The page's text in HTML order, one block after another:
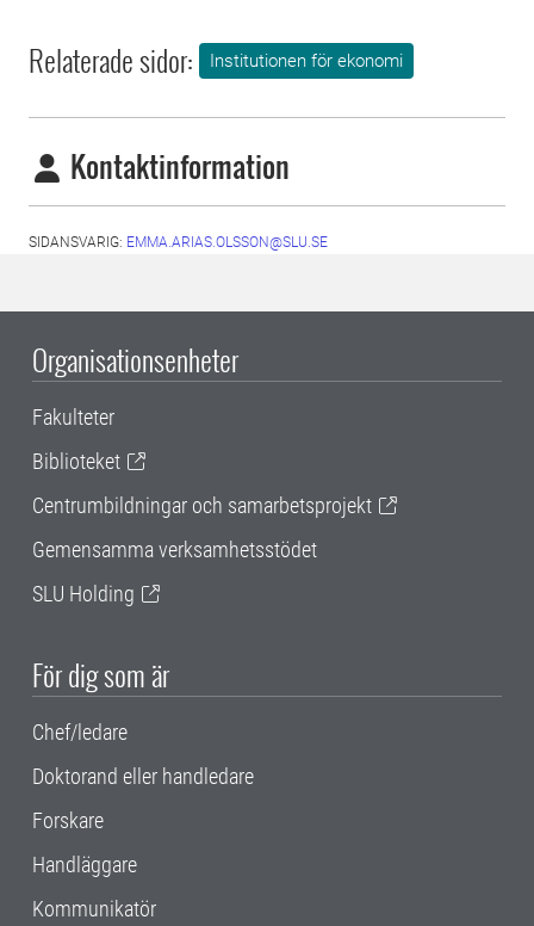
Relaterade sidor: Institutionen för ekonomi
Kontaktinformation
SIDANSVARIG: EMMA.ARIAS.OLSSON@SLU.SE
Organisationsenheter
Fakulteter
Biblioteket
Centrumbildningar och samarbetsprojekt
Gemensamma verksamhetsstödet
SLU Holding
För dig som är
Chef/ledare
Doktorand eller handledare
Forskare
Handläggare
Kommunikatör